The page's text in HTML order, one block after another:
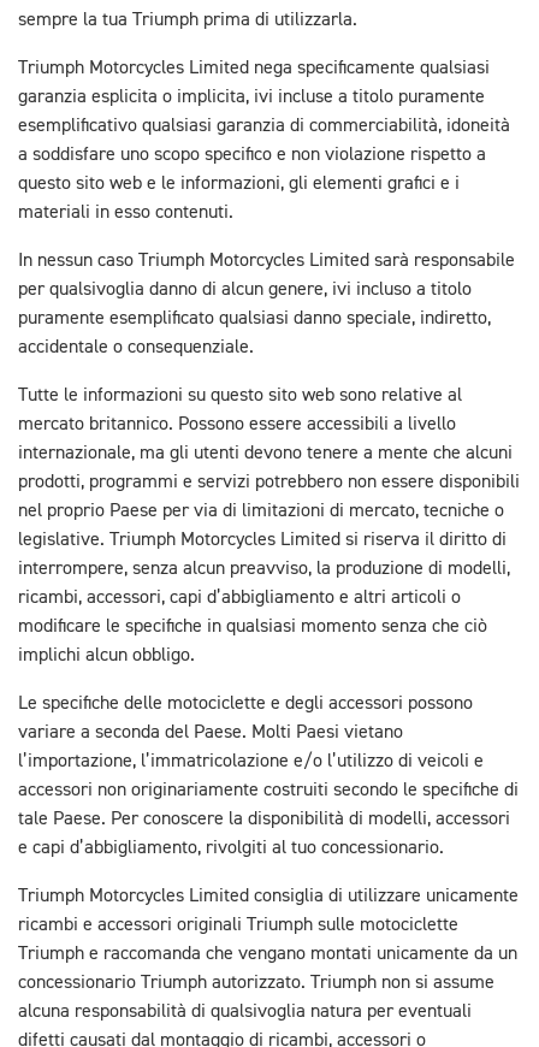
sempre la tua Triumph prima di utilizzarla.
Triumph Motorcycles Limited nega specificamente qualsiasi
garanzia esplicita o implicita, ivi incluse a titolo puramente
esemplificativo qualsiasi garanzia di commerciabilità, idoneità
a soddisfare uno scopo specifico e non violazione rispetto a
questo sito web e le informazioni, gli elementi grafici e i
materiali in esso contenuti.
In nessun caso Triumph Motorcycles Limited sarà responsabile
per qualsivoglia danno di alcun genere, ivi incluso a titolo
puramente esemplificato qualsiasi danno speciale, indiretto,
accidentale o consequenziale.
Tutte le informazioni su questo sito web sono relative al
mercato britannico. Possono essere accessibili a livello
internazionale, ma gli utenti devono tenere a mente che alcuni
prodotti, programmi e servizi potrebbero non essere disponibili
nel proprio Paese per via di limitazioni di mercato, tecniche o
legislative. Triumph Motorcycles Limited si riserva il diritto di
interrompere, senza alcun preavviso, la produzione di modelli,
ricambi, accessori, capi d’abbigliamento e altri articoli o
modificare le specifiche in qualsiasi momento senza che ciò
implichi alcun obbligo.
Le specifiche delle motociclette e degli accessori possono
variare a seconda del Paese. Molti Paesi vietano
l’importazione, l’immatricolazione e/o l’utilizzo di veicoli e
accessori non originariamente costruiti secondo le specifiche di
tale Paese. Per conoscere la disponibilità di modelli, accessori
e capi d’abbigliamento, rivolgiti al tuo concessionario.
Triumph Motorcycles Limited consiglia di utilizzare unicamente
ricambi e accessori originali Triumph sulle motociclette
Triumph e raccomanda che vengano montati unicamente da un
concessionario Triumph autorizzato. Triumph non si assume
alcuna responsabilità di qualsivoglia natura per eventuali
difetti causati dal montaggio di ricambi, accessori o